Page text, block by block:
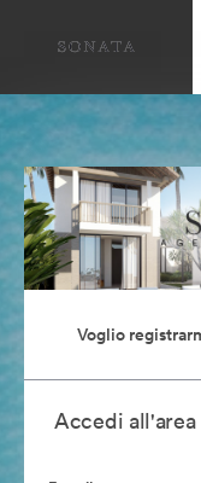
Voglio
Accedi